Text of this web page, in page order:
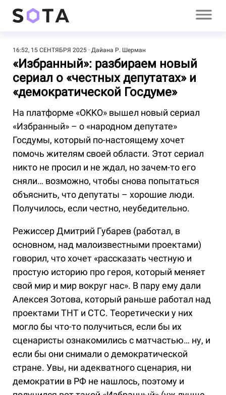
16:52, 15 СЕНТЯБРЯ 2025 Дайана Р. Шерман
«Избранный»: разбираем новый
сериал о «честных депутатах» и
«демократической Госдуме»
На платформе «OKKO» вышел новый сериал
«Избранный» – о «народном депутате»
Госдумы, который по-настоящему хочет
помочь жителям своей области. Этот сериал
никто не просил и не ждал, но зачем-то его
сняли… возможно, чтобы снова попытаться
объяснить, что депутаты – хорошие люди.
Получилось, если честно, неубедительно.
Режиссер Дмитрий Губарев (работал, в
основном, над малоизвестными проектами)
говорил, что хочет «рассказать честную и
простую историю про героя, который меняет
свой мир и мир вокруг нас». В пару ему дали
Алексея Зотова, который раньше работал над
проектами ТНТ и СТС. Теоретически у них
могло бы что-то получиться, если бы их
сценаристы ознакомились с матчастью… ну, и
если бы они снимали о демократической
стране. Увы, ни адекватного сценария, ни
демократии в РФ не нашлось, поэтому и